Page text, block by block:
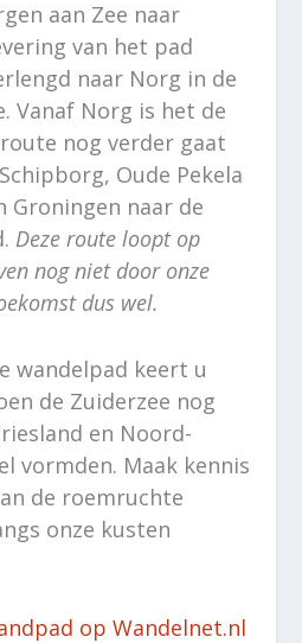
aan Zee naar
van het pad
naar Norg in de
Vanaf Norg is het de
nog verder gaat
Oude Pekela
Groningen naar de
Deze route loopt op
nog niet door onze
dus wel.
wandelpad keert u
de Zuiderzee nog
en Noord-
vormden. Maak kennis
de roemruchte
onze kusten
op Wandelnet.nl